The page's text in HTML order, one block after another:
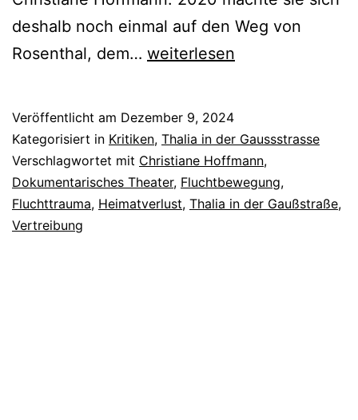
deshalb noch einmal auf den Weg von
Rosenthal, dem… Alles,
nicht
erinnern
weiterlesen
Veröffentlicht am Dezember 9, 2024
Kategorisiert in Kritiken, Thalia in der Gaussstrasse
Verschlagwortet mit Christiane Hoffmann,
Dokumentarisches Theater, Fluchtbewegung,
Fluchttrauma, Heimatverlust, Thalia in der Gaußstraße,
Vertreibung